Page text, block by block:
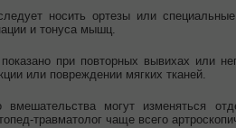
носить ортезы или
и тонуса мышц.
при повторных вывихах или
или повреждении мягких тканей.
вмешательства могут изменяться
травматолог чаще всего